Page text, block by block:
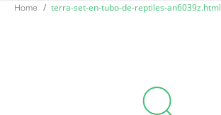
terra-set-en-tubo-de-reptiles-an6039z.html